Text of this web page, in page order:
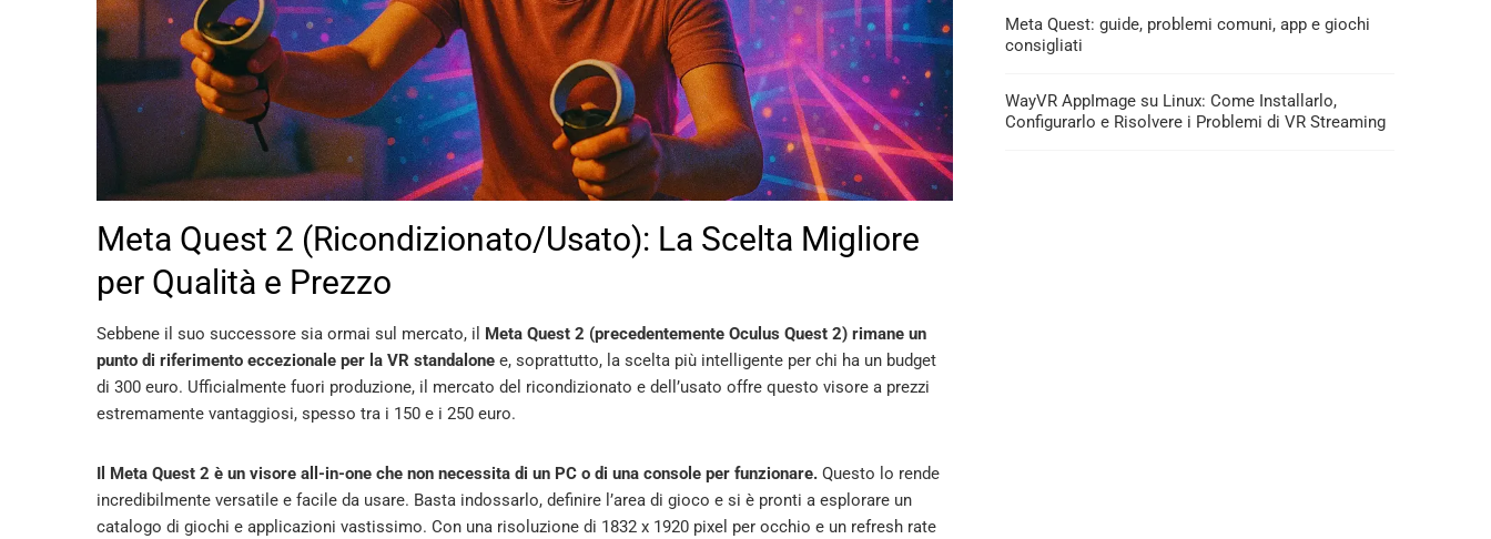
Meta Quest 2 (Ricondizionato/Usato): La Scelta Migliore
per Qualità e Prezzo
Sebbene il suo successore sia ormai sul mercato, il
Meta Quest 2 (precedentemente Oculus Quest 2) rimane un
punto di riferimento eccezionale per la VR standalone e, soprattutto, la scelta più intelligente per chi ha un budget
di 300 euro. Ufficialmente fuori produzione, il mercato del ricondizionato e dell’usato offre questo visore a prezzi
estremamente vantaggiosi, spesso tra i 150 e i 250 euro.
Il Meta Quest 2 è un visore all-in-one che non necessita di un PC o di una console per funzionare. Questo lo rende
incredibilmente versatile e facile da usare. Basta indossarlo, definire l’area di gioco e si è pronti a esplorare un
catalogo di giochi e applicazioni vastissimo. Con una risoluzione di 1832 x 1920 pixel per occhio e un refresh rate
Meta Quest: guide, problemi comuni, app e giochi
consigliati
WayVR AppImage su Linux: Come Installarlo,
Configurarlo e Risolvere i Problemi di VR Streaming